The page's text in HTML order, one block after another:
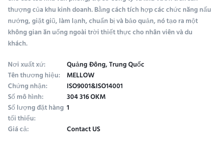
thượng của khu kinh doanh. Bằng cách tích hợp các chức năng nấu
nướng, giặt giũ, làm lạnh, chuẩn bị và bảo quản, nó tạo ra một
không gian ăn uống ngoài trời thiết thực cho nhân viên và du
khách.
Nơi xuất xứ:
Quảng Đông, Trung Quốc
Tên thương hiệu: MELLOW
Chứng nhận: ISO9001&ISO14001
Số mô hình: 304 316 OKM
Số lượng đặt hàng
tối thiểu:
1
Giá cả:
Contact US